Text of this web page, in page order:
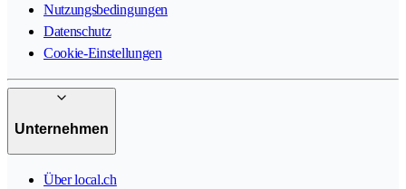
Nutzungsbedingungen
Datenschutz
Cookie-Einstellungen
Unternehmen
Über local.ch